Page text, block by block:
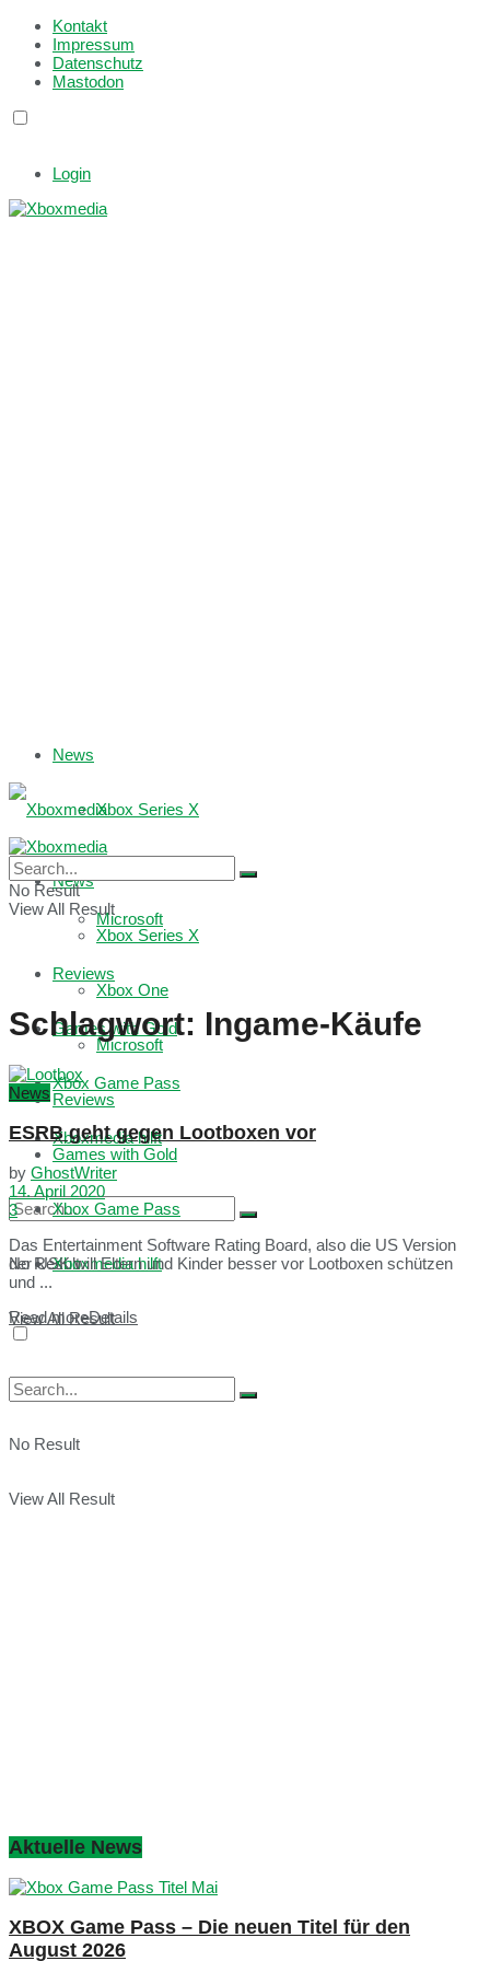
Kontakt
Impressum
Datenschutz
Mastodon
Login
News
Xbox Series X
Microsoft
Reviews
Games with Gold
Xbox Game Pass
Xboxmedia hilft
No Result
View All Result
News
Xbox Series X
Xbox One
Microsoft
Reviews
Games with Gold
Xbox Game Pass
Xboxmedia hilft
No Result
View All Result
No Result
View All Result
Schlagwort: Ingame-Käufe
News
ESRB geht gegen Lootboxen vor
by GhostWriter
14. April 2020
3
Das Entertainment Software Rating Board, also die US Version
der USK will Eltern und Kinder besser vor Lootboxen schützen
und ...
Read moreDetails
Aktuelle News
XBOX Game Pass – Die neuen Titel für den
August 2026